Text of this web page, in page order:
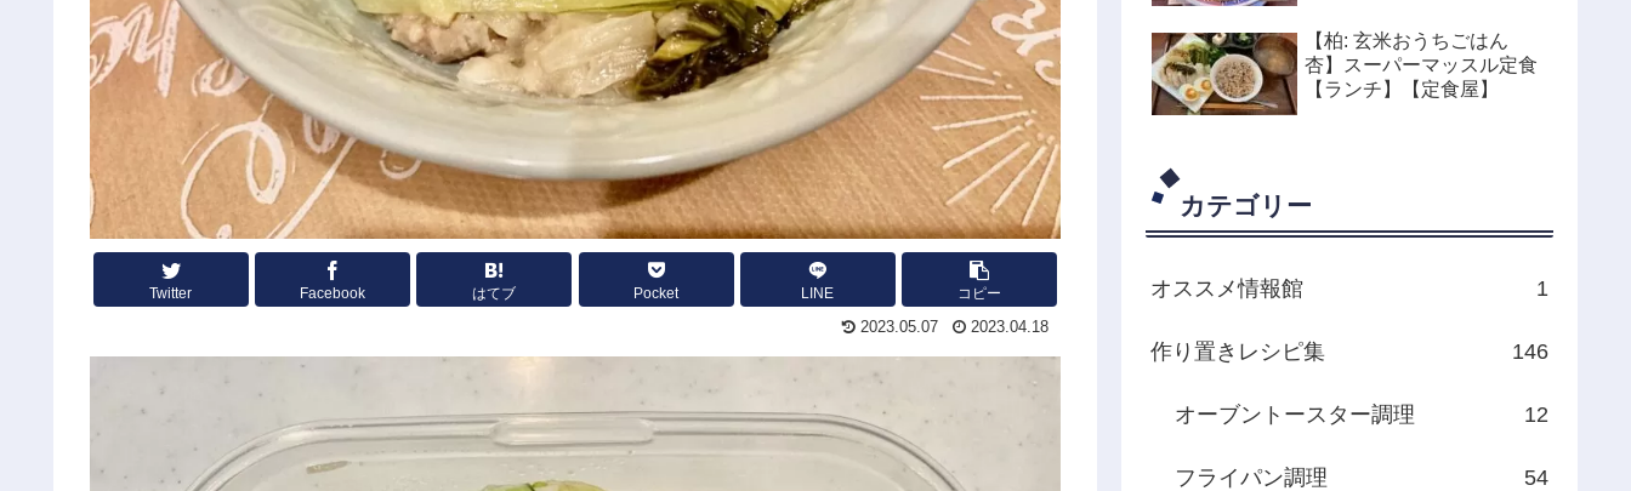
Twitter Facebook はてブ Pocket LINE コピー
2023.05.07 2023.04.18
【柏: 玄米おうちごはん
杏】スーパーマッスル定食
【ランチ】【定食屋】
カテゴリー
オススメ情報館 1
作り置きレシピ集 146
オーブントースター調理 12
フライパン調理 54